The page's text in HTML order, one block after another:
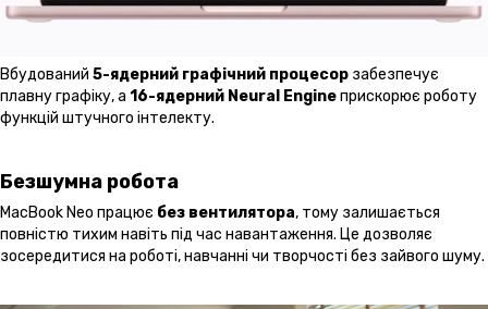
Вбудований 5-ядерний графічний процесор забезпечує
плавну графіку, а 16-ядерний Neural Engineприскорює роботу
функцій штучного інтелекту.
Безшумна робота
MacBook Neo працює без вентилятора, тому залишається
повністю тихим навіть під час навантаження. Це дозволяє
зосередитися на роботі, навчанні чи творчості без зайвого шуму.